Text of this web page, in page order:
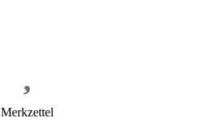
Merkzettel